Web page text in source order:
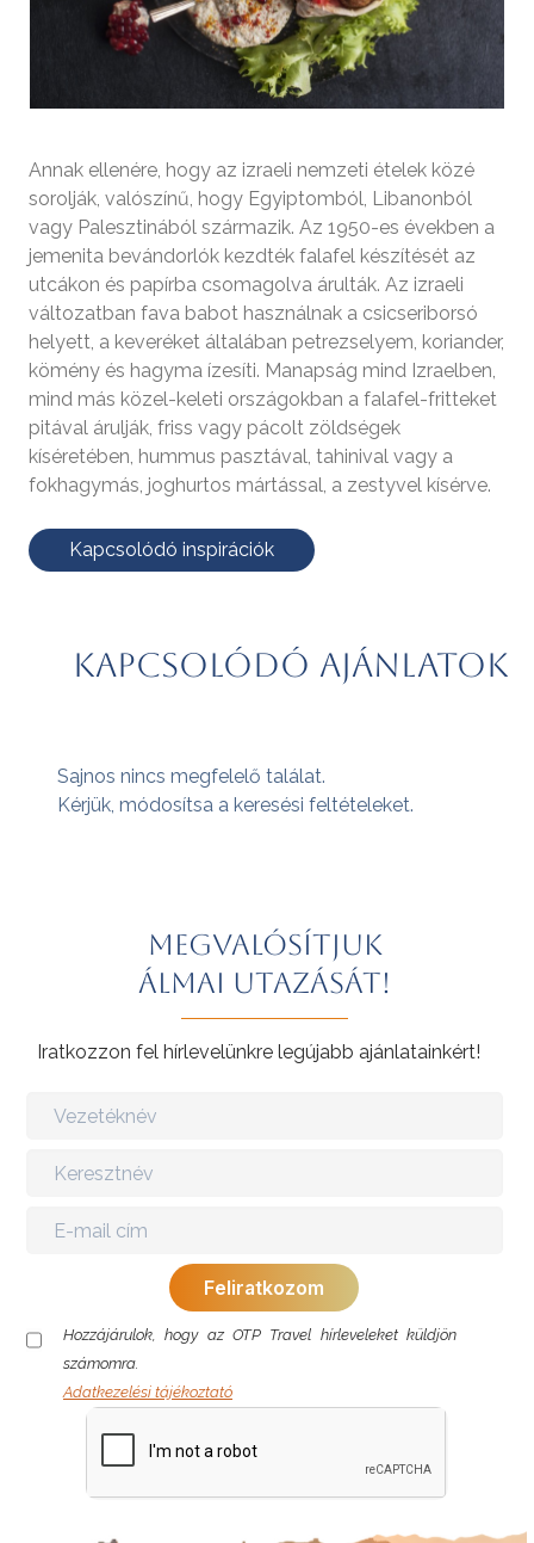
Annak ellenére, hogy az izraeli nemzeti ételek közé
sorolják, valószínű, hogy Egyiptomból, Libanonból
vagy Palesztinából származik. Az 1950-es években a
jemenita bevándorlók kezdték falafel készítését az
utcákon és papírba csomagolva árulták. Az izraeli
változatban fava babot használnak a csicseriborsó
helyett, a keveréket általában petrezselyem, koriander,
kömény és hagyma ízesíti. Manapság mind Izraelben,
mind más közel-keleti országokban a falafel-fritteket
pitával árulják, friss vagy pácolt zöldségek
kíséretében, hummus pasztával, tahinival vagy a
fokhagymás, joghurtos mártással, a zestyvel kísérve.
Kapcsolódó inspirációk
Kapcsolódó ajánlatok
Sajnos nincs megfelelő találat.
Kérjük, módosítsa a keresési feltételeket.
Megvalósítjuk
álmai utazását!
Iratkozzon fel hírlevelünkre legújabb ajánlatainkért!
Hozzájárulok, hogy az OTP Travel hírleveleket küldjön
számomra.
Adatkezelési tájékoztató